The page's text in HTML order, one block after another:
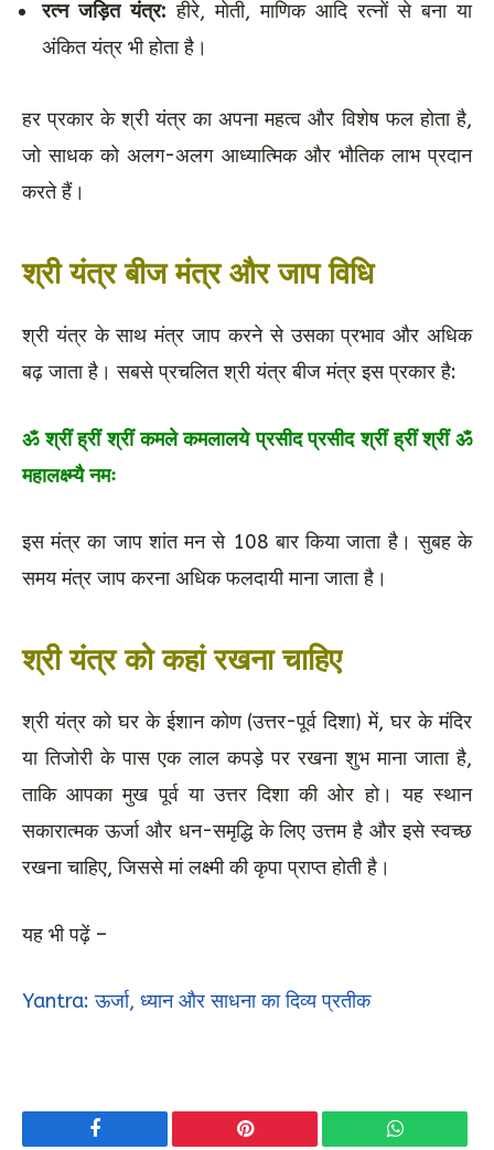
रत्न जड़ित यंत्र: हीरे, मोती, माणिक आदि रत्नों से बना या
अंकित यंत्र भी होता है।
हर प्रकार के श्री यंत्र का अपना महत्व और विशेष फल होता है,
जो साधक को अलग-अलग आध्यात्मिक और भौतिक लाभ प्रदान
करते हैं।
श्री यंत्र बीज मंत्र और जाप विधि
श्री यंत्र के साथ मंत्र जाप करने से उसका प्रभाव और अधिक
बढ़ जाता है। सबसे प्रचलित श्री यंत्र बीज मंत्र इस प्रकार है:
ॐ श्रीं ह्रीं श्रीं कमले कमलालये प्रसीद प्रसीद श्रीं ह्रीं श्रीं ॐ
महालक्ष्म्यै नमः
इस मंत्र का जाप शांत मन से 108 बार किया जाता है। सुबह के
समय मंत्र जाप करना अधिक फलदायी माना जाता है।
श्री यंत्र को कहां रखना चाहिए
श्री यंत्र को घर के ईशान कोण (उत्तर-पूर्व दिशा) में, घर के मंदिर
या तिजोरी के पास एक लाल कपड़े पर रखना शुभ माना जाता है,
ताकि आपका मुख पूर्व या उत्तर दिशा की ओर हो। यह स्थान
सकारात्मक ऊर्जा और धन-समृद्धि के लिए उत्तम है और इसे स्वच्छ
रखना चाहिए, जिससे मां लक्ष्मी की कृपा प्राप्त होती है।
यह भी पढ़ें –
Yantra: ऊर्जा, ध्यान और साधना का दिव्य प्रतीक
Facebook Pinterest WhatsApp